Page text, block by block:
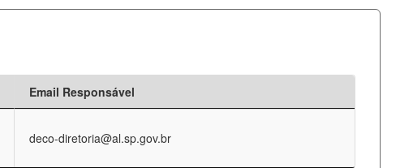
Email Responsável
deco-diretoria@al.sp.gov.br